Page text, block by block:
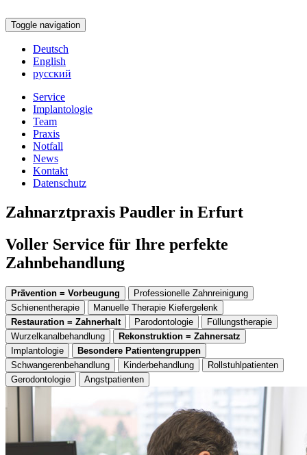
Toggle navigation
Deutsch
English
русский
Service
Implantologie
Team
Praxis
Notfall
News
Kontakt
Datenschutz
Zahnarztpraxis Paudler in Erfurt
Voller Service für Ihre perfekte
Zahnbehandlung
Prävention = Vorbeugung
Professionelle Zahnreinigung
Schienentherapie
Manuelle Therapie Kiefergelenk
Restauration = Zahnerhalt
Parodontologie
Füllungstherapie
Wurzelkanalbehandlung
Rekonstruktion = Zahnersatz
Implantologie
Besondere Patientengruppen
Schwangerenbehandlung
Kinderbehandlung
Rollstuhlpatienten
Gerodontologie
Angstpatienten